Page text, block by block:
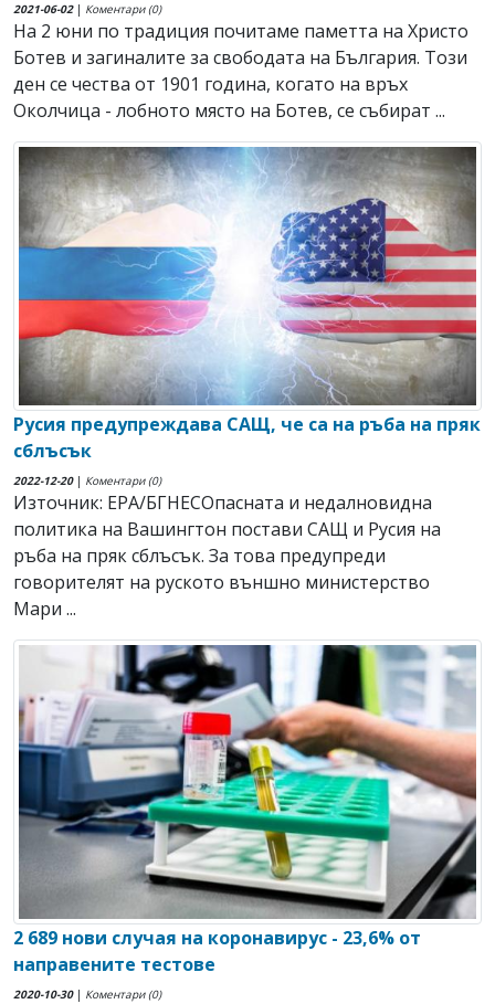
2021-06-02| Коментари (0)
На 2 юни по традиция почитаме паметта на Христо
Ботев и загиналите за свободата на България. Този
ден се чества от 1901 година, когато на връх
Околчица - лобното място на Ботев, се събират ...
Русия предупреждава САЩ, че са на ръба на пряк
сблъсък
2022-12-20| Коментари (0)
Източник: EPA/БГНЕСОпасната и недалновидна
политика на Вашингтон постави САЩ и Русия на
ръба на пряк сблъсък. За това предупреди
говорителят на руското външно министерство
Мари ...
2 689 нови случая на коронавирус - 23,6% от
направените тестове
2020-10-30| Коментари (0)